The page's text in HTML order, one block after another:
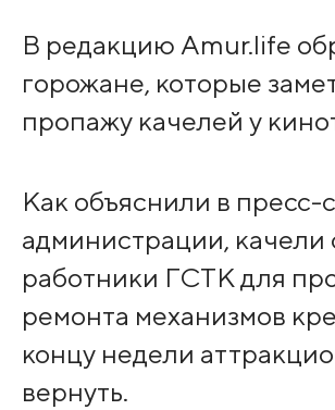
В редакцию Amur.life
горожане, которые
пропажу качелей у
Как объяснили в пресс-
администрации, качели
работники ГСТК для
ремонта механизмов
концу недели
вернуть.